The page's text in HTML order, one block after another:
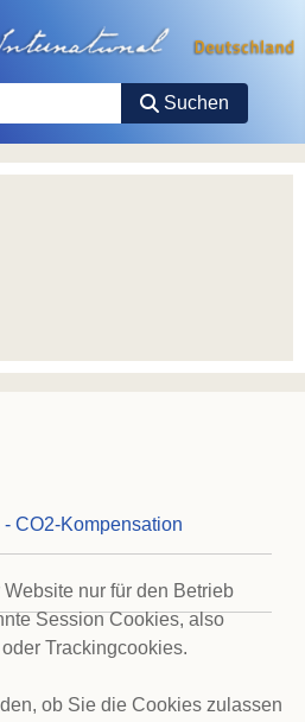
Suchen
CO2-Kompensation
nur für den Betrieb
Session Cookies, also
Trackingcookies.
ob Sie die Cookies zulassen